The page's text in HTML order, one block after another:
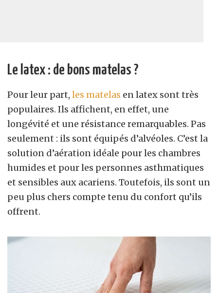
Le latex : de bons matelas ?
Pour leur part, les matelas en latex sont très
populaires. Ils affichent, en effet, une
longévité et une résistance remarquables. Pas
seulement : ils sont équipés d’alvéoles. C’est la
solution d’aération idéale pour les chambres
humides et pour les personnes asthmatiques
et sensibles aux acariens. Toutefois, ils sont un
peu plus chers compte tenu du confort qu’ils
offrent.